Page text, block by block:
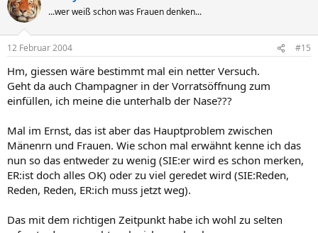
...wer weiß schon was Frauen denken...
12 Februar 2004 #15
Hm, giessen wäre bestimmt mal ein netter Versuch.
Geht da auch Champagner in der Vorratsöffnung zum
einfüllen, ich meine die unterhalb der Nase???
Mal im Ernst, das ist aber das Hauptproblem zwischen
Mänenrn und Frauen. Wie schon mal erwähnt kenne ich das
nun so das entweder zu wenig (SIE:er wird es schon merken,
ER:ist doch alles OK) oder zu viel geredet wird (SIE:Reden,
Reden, Reden, ER:ich muss jetzt weg).
Das mit dem richtigen Zeitpunkt habe ich wohl zu selten